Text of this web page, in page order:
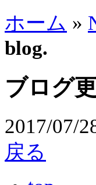
ホーム »
blog.
ブログ
2017/07/
戻る